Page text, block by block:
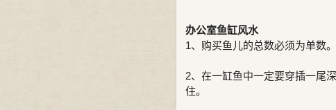
办公室鱼缸风水
1、购买鱼儿的总数必须为单数
2、在一缸鱼中一定要穿插一尾
住。